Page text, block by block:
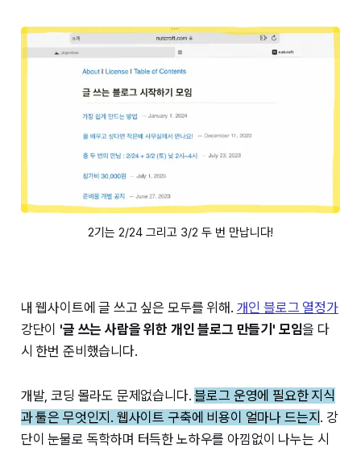
2기는 2/24 그리고 3/2 두 번 만납니다!
내 웹사이트에 글 쓰고 싶은 모두를 위해. 개인 블로그 열정가
강단이 '글 쓰는 사람을 위한 개인 블로그 만들기' 모임을 다
시 한번 준비했습니다.
개발, 코딩 몰라도 문제없습니다.블로그 운영에 필요한 지식
과 툴은 무엇인지. 웹사이트 구축에 비용이 얼마나 드는지 . 강
단이 눈물로 독학하며 터득한 노하우를 아낌없이 나누는 시